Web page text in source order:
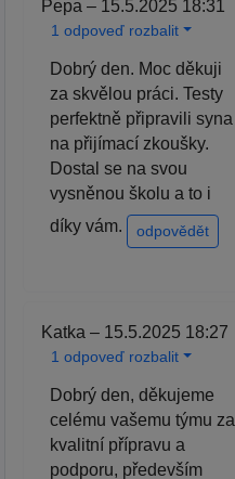
Pepa – 15.5.2025 18:31
1 odpoveď rozbalit
Dobrý den. Moc děkuji
za skvělou práci. Testy
perfektně připravili syna
na přijímací zkoušky.
Dostal se na svou
vysněnou školu a to i
díky vám.
odpovědět
Katka – 15.5.2025 18:27
1 odpoveď rozbalit
Dobrý den, děkujeme
celému vašemu týmu za
kvalitní přípravu a
podporu, především